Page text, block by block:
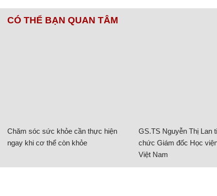
CÓ THỂ BẠN QUAN TÂM
Chăm sóc sức khỏe cần thực hiện
ngay khi cơ thể còn khỏe
GS.TS Nguyễn Thị Lan
chức Giám đốc Học
Việt Nam